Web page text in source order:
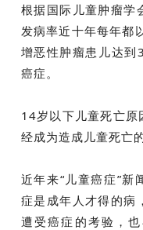
根据国际儿童肿瘤学
发病率近十年每年都
增恶性肿瘤患儿达
癌症。
14岁以下儿童死亡原
经成为造成儿童死亡
近年来“儿童癌症”新
症是成年人才得的病
遭受癌症的考验，